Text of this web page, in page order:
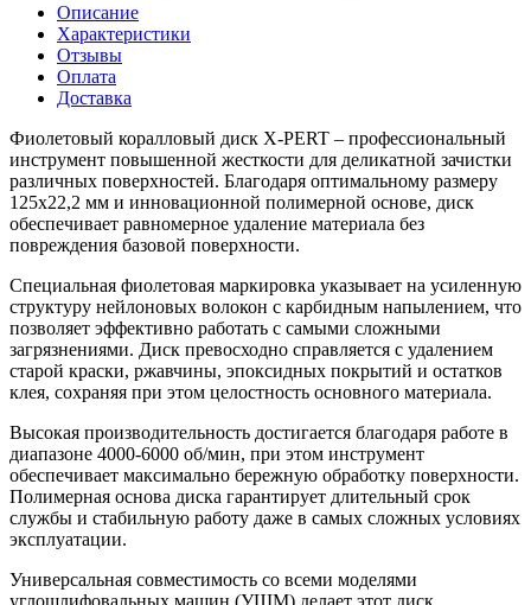
Описание
Характеристики
Отзывы
Оплата
Доставка
Фиолетовый коралловый диск X-PERT – профессиональный
инструмент повышенной жесткости для деликатной зачистки
различных поверхностей. Благодаря оптимальному размеру
125x22,2 мм и инновационной полимерной основе, диск
обеспечивает равномерное удаление материала без
повреждения базовой поверхности.
Специальная фиолетовая маркировка указывает на усиленную
структуру нейлоновых волокон с карбидным напылением, что
позволяет эффективно работать с самыми сложными
загрязнениями. Диск превосходно справляется с удалением
старой краски, ржавчины, эпоксидных покрытий и остатков
клея, сохраняя при этом целостность основного материала.
Высокая производительность достигается благодаря работе в
диапазоне 4000-6000 об/мин, при этом инструмент
обеспечивает максимально бережную обработку поверхности.
Полимерная основа диска гарантирует длительный срок
службы и стабильную работу даже в самых сложных условиях
эксплуатации.
Универсальная совместимость со всеми моделями
углошлифовальных машин (УШМ) делает этот диск